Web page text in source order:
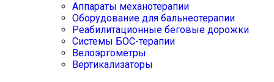
Аппараты механотерапии
Оборудование для бальнеотерапии
Реабилитационные беговые дорожки
Системы БОС-терапии
Велоэргометры
Вертикализаторы